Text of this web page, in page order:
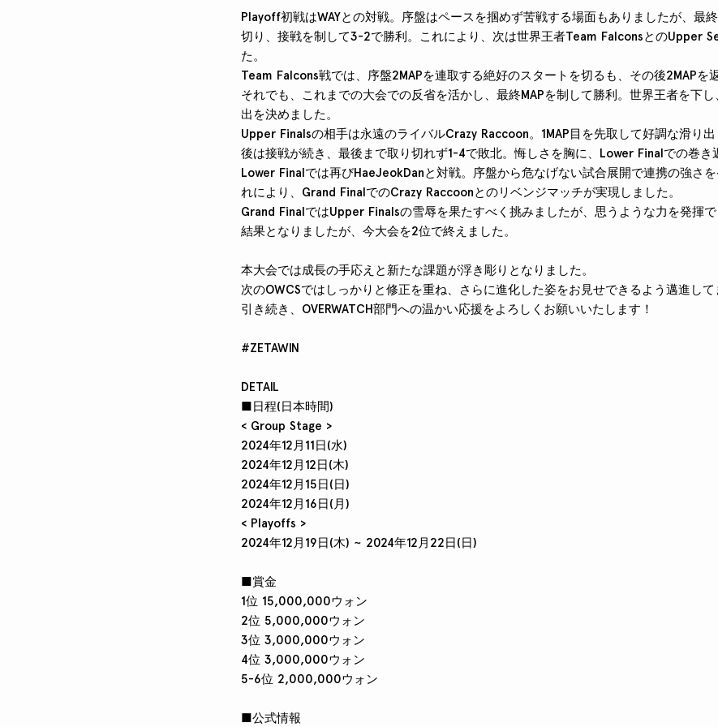
Playoff初戦はWAYとの対戦。序盤はペースを掴めず苦戦する場面もありましたが、最
切り、接戦を制して3-2で勝利。これにより、次は世界王者Team FalconsとのUpper
た。
Team Falcons戦では、序盤2MAPを連取する絶好のスタートを切るも、その後2MAPを
それでも、これまでの大会での反省を活かし、最終MAPを制して勝利。世界王者を下
出を決めました。
Upper Finalsの相手は永遠のライバルCrazy Raccoon。1MAP目を先取して好調な滑り
後は接戦が続き、最後まで取り切れず1-4で敗北。悔しさを胸に、Lower Finalでの巻き
Lower Finalでは再びHaeJeokDanと対戦。序盤から危なげない試合展開で連携の強さ
れにより、Grand FinalでのCrazy Raccoonとのリベンジマッチが実現しました。
Grand FinalではUpper Finalsの雪辱を果たすべく挑みましたが、思うような力を発揮
結果となりましたが、今大会を2位で終えました。
本大会では成長の手応えと新たな課題が浮き彫りとなりました。
次のOWCSではしっかりと修正を重ね、さらに進化した姿をお見せできるよう邁進して
引き続き、OVERWATCH部門への温かい応援をよろしくお願いいたします！
#ZETAWIN
DETAIL
■日程(日本時間)
< Group Stage >
2024年12月11日(水)
2024年12月12日(木)
2024年12月15日(日)
2024年12月16日(月)
< Playoffs >
2024年12月19日(木) ~ 2024年12月22日(日)
■賞金
1位 15,000,000ウォン
2位 5,000,000ウォン
3位 3,000,000ウォン
4位 3,000,000ウォン
5-6位 2,000,000ウォン
■公式情報